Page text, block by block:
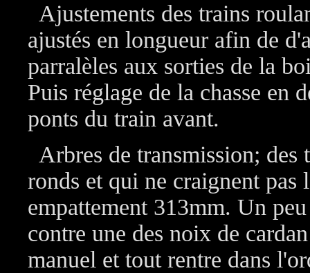
Ajustements des trains
ajustés en longueur afin de
parralèles aux sorties de la
Puis réglage de la chasse en
ponts du train avant.
Arbres de transmission;
ronds et qui ne craignent pas
empattement 313mm. Un
contre une des noix de
manuel et tout rentre dans